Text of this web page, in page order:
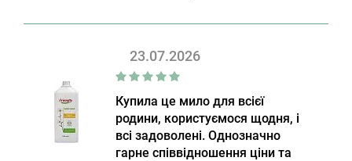
23.07.2026
Купила це мило для всієї
родини, користуємося щодня, і
всі задоволені. Однозначно
гарне співвідношення ціни та